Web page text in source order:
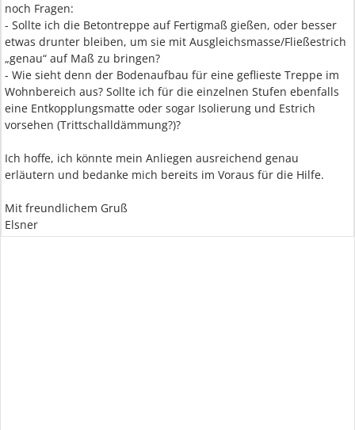
noch Fragen:
- Sollte ich die Betontreppe auf Fertigmaß gießen, oder besser
etwas drunter bleiben, um sie mit Ausgleichsmasse/Fließestrich
„genau“ auf Maß zu bringen?
- Wie sieht denn der Bodenaufbau für eine geflieste Treppe im
Wohnbereich aus? Sollte ich für die einzelnen Stufen ebenfalls
eine Entkopplungsmatte oder sogar Isolierung und Estrich
vorsehen (Trittschalldämmung?)?
Ich hoffe, ich könnte mein Anliegen ausreichend genau
erläutern und bedanke mich bereits im Voraus für die Hilfe.
Mit freundlichem Gruß
Elsner